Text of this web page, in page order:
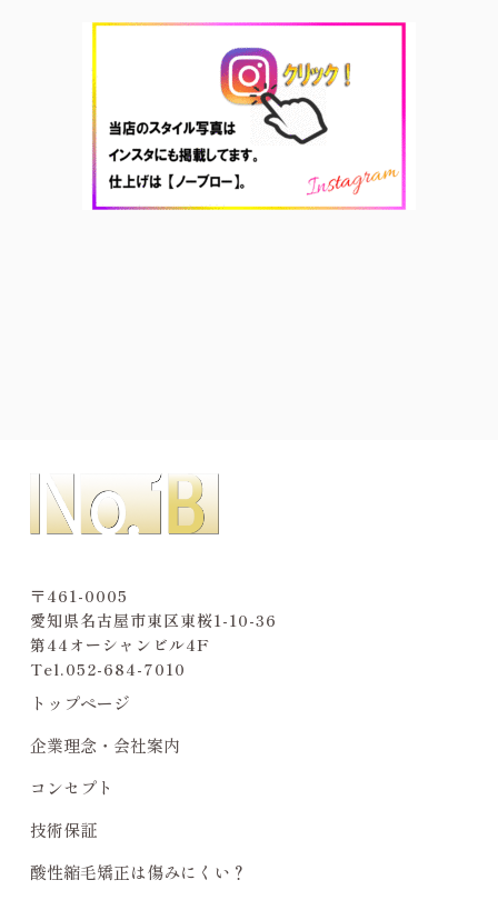
〒461-0005
愛知県名古屋市東区東桜1-10-36
第44オーシャンビル4F
Tel.052-684-7010
トップページ
企業理念・会社案内
コンセプト
技術保証
酸性縮毛矯正は傷みにくい？